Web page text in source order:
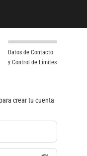
Datos de Contacto
y Control de Límites
crear tu cuenta